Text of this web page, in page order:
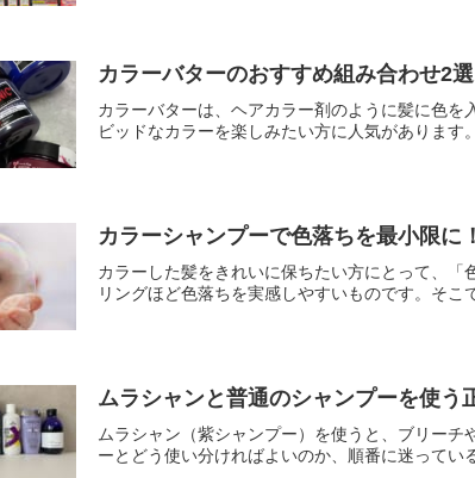
カラーバターのおすすめ組み合わせ2
カラーバターは、ヘアカラー剤のように髪に色
ビッドなカラーを楽しみたい方に人気があります
カラーシャンプーで色落ちを最小限に
カラーした髪をきれいに保ちたい方にとって、
リングほど色落ちを実感しやすいものです。そこ
ムラシャンと普通のシャンプーを使う
ムラシャン（紫シャンプー）を使うと、ブリー
ーとどう使い分ければよいのか、順番に迷ってい